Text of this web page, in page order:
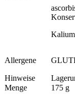
Allergene
Hinweise
Menge
175 g